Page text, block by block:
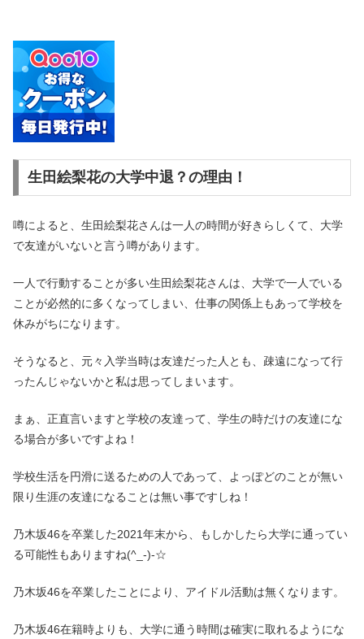
生田絵梨花の大学中退？の理由！
噂によると、生田絵梨花さんは一人の時間が好きらしくて、大学
で友達がいないと言う噂があります。
一人で行動することが多い生田絵梨花さんは、大学で一人でいる
ことが必然的に多くなってしまい、仕事の関係上もあって学校を
休みがちになります。
そうなると、元々入学当時は友達だった人とも、疎遠になって行
ったんじゃないかと私は思ってしまいます。
まぁ、正直言いますと学校の友達って、学生の時だけの友達にな
る場合が多いですよね！
学校生活を円滑に送るための人であって、よっぽどのことが無い
限り生涯の友達になることは無い事ですしね！
乃木坂46を卒業した2021年末から、もしかしたら大学に通ってい
る可能性もありますね(^_-)-☆
乃木坂46を卒業したことにより、アイドル活動は無くなります。
乃木坂46在籍時よりも、大学に通う時間は確実に取れるようにな